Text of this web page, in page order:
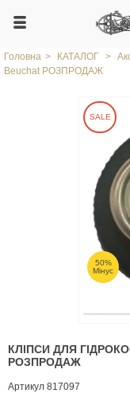
Головна > КАТАЛОГ >
Beuchat РОЗПРОДАЖ
SALE
50%
Мінус
КЛІПСИ ДЛЯ
РОЗПРОДАЖ
Артикул 817097